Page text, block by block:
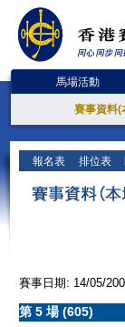
馬場活動
賽事資料(
報名表 排位表
賽事日期: 14/05/
第 5 場 (605)